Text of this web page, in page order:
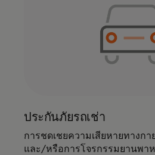
ประกันภัยรถเช่า
การชดเชยความเสียหายทางก
และ/หรือการโจรกรรมยานพา